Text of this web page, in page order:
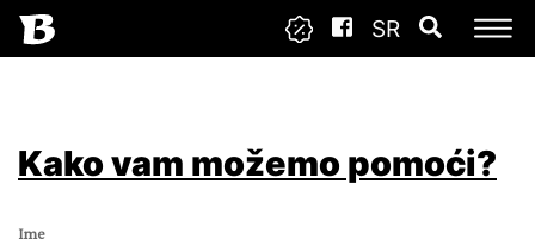
SR
Kako vam možemo pomoći?
Ime